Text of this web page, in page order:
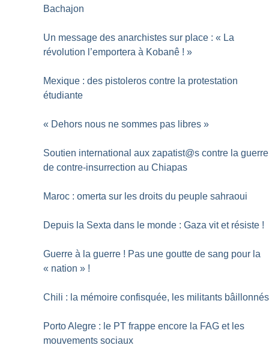
Bachajon
Un message des anarchistes sur place : « La
révolution l’emportera à Kobanê ! »
Mexique : des pistoleros contre la protestation
étudiante
« Dehors nous ne sommes pas libres »
Soutien international aux zapatist@s contre la guerre
de contre-insurrection au Chiapas
Maroc : omerta sur les droits du peuple sahraoui
Depuis la Sexta dans le monde : Gaza vit et résiste !
Guerre à la guerre ! Pas une goutte de sang pour la
« nation » !
Chili : la mémoire confisquée, les militants bâillonnés
Porto Alegre : le PT frappe encore la FAG et les
mouvements sociaux